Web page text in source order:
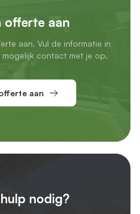
offerte aan
aan. Vul de informatie in
contact met je op.
aan
nodig?